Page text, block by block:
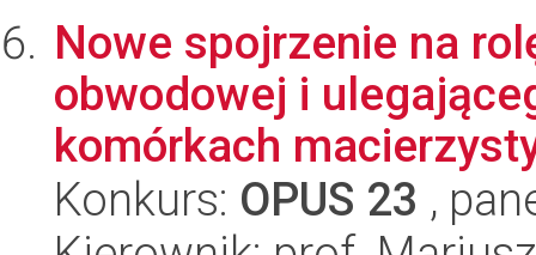
Nowe spojrzenie na
obwodowej i
komórkach
Konkurs: OPUS 23 ,